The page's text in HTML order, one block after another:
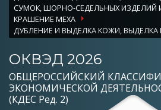
СУМОК, ШОРНО-СЕДЕЛЬНЫХ ИЗДЕЛИЙ
КРАШЕНИЕ МЕХА
ДУБЛЕНИЕ И ВЫДЕЛКА КОЖИ,
ОКВЭД 2026
ОБЩЕРОССИЙСКИЙ
ЭКОНОМИЧЕСКОЙ
(КДЕС Ред. 2)